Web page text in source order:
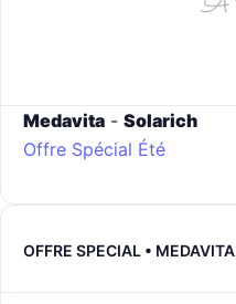
Medavita - Solarich
Offre Spécial Été
OFFRE SPECIAL • MEDAVITA